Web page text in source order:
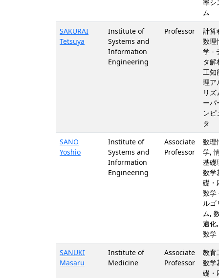
率シ
ム
SAKURAI
Tetsuya
Institute of
Systems and
Information
Engineering
Professor
計算
数理
学 -
タ解
工知
理ア
リ
ーパ
ンピ
タ
SANO
Yoshio
Institute of
Systems and
Information
Engineering
Associate
Professor
数理
学,
基礎
数学
礎・
数学
ルゴ
ム,
適化
数学
SANUKI
Masaru
Institute of
Medicine
Associate
Professor
教育
数学
礎・